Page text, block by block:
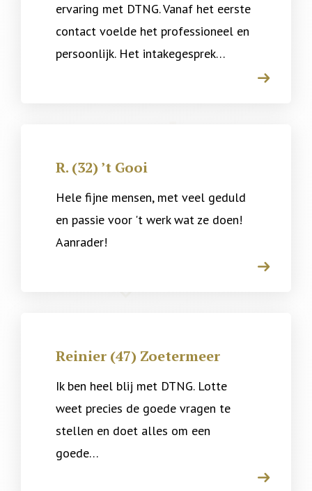
ervaring met DTNG. Vanaf het eerste
contact voelde het professioneel en
persoonlijk. Het intakegesprek…
arrow
R. (32) ’t Gooi
Hele fijne mensen, met veel geduld
en passie voor 't werk wat ze doen!
Aanrader!
arrow
Reinier (47) Zoetermeer
Ik ben heel blij met DTNG. Lotte
weet precies de goede vragen te
stellen en doet alles om een
goede…
arrow